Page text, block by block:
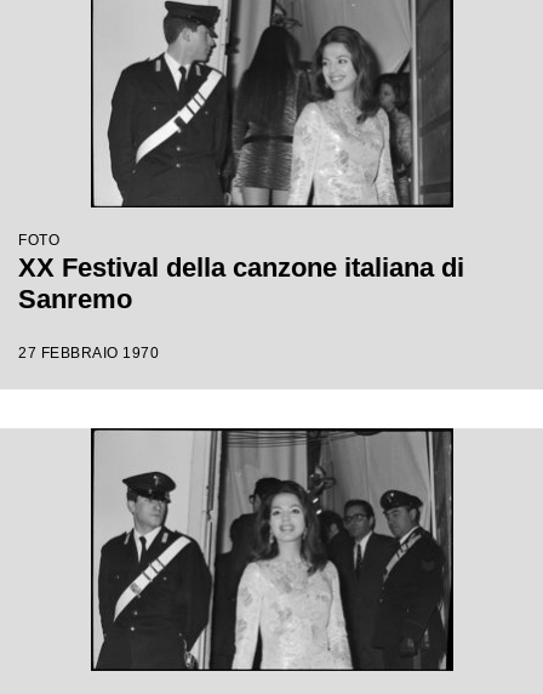
FOTO
XX Festival della canzone italiana di
Sanremo
27 FEBBRAIO 1970